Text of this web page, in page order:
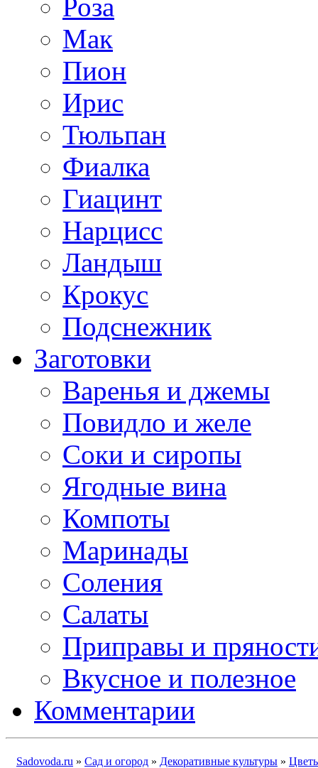
Роза
Мак
Пион
Ирис
Тюльпан
Фиалка
Гиацинт
Нарцисс
Ландыш
Крокус
Подснежник
Заготовки
Варенья и джемы
Повидло и желе
Соки и сиропы
Ягодные вина
Компоты
Маринады
Соления
Салаты
Приправы и
Вкусное и полезное
Комментарии
Sadovoda.ru » Сад и огород » Декоративные культуры »